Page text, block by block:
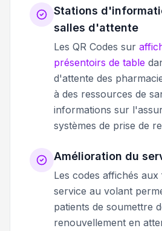
Stations
salles d'attente
Les QR Codes sur
présentoirs de table
d'attente des
à des ressources de
informations sur
systèmes de prise de
Amélioration du
Les codes affichés
service au volant
patients de soumettre
renouvellement en